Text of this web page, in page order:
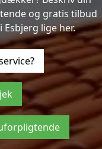
og gratis tilbud
lige her.